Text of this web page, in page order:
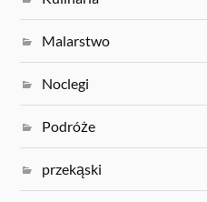
Malarstwo
Noclegi
Podróże
przekąski